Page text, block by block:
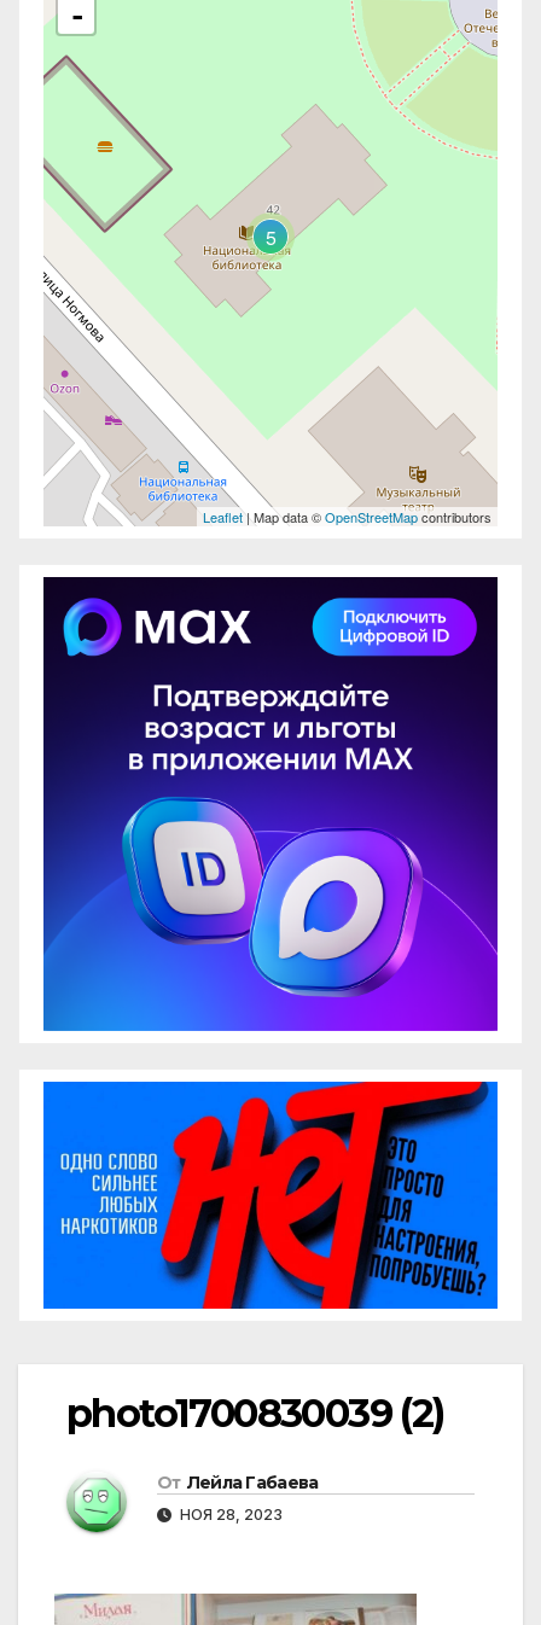
photo1700830039 (2)
От Лейла Габаева
НОЯ 28, 2023